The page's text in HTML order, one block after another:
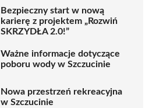
Bezpieczny start w nową
karierę z projektem „Rozwiń
SKRZYDŁA 2.0!”
Ważne informacje dotyczące
poboru wody w Szczucinie
Nowa przestrzeń rekreacyjna
w Szczucinie